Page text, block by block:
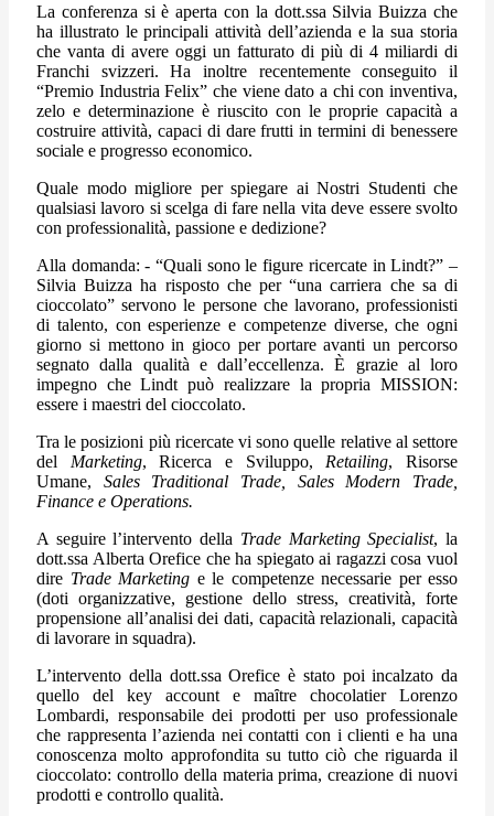
La conferenza si è aperta con la dott.ssa Silvia Buizza che
ha illustrato le principali attività dell’azienda e la sua storia
che vanta di avere oggi un fatturato di più di 4 miliardi di
Franchi svizzeri. Ha inoltre recentemente conseguito il
“Premio Industria Felix” che viene dato a chi con inventiva,
zelo e determinazione è riuscito con le proprie capacità a
costruire attività, capaci di dare frutti in termini di benessere
sociale e progresso economico.
Quale modo migliore per spiegare ai Nostri Studenti che
qualsiasi lavoro si scelga di fare nella vita deve essere svolto
con professionalità, passione e dedizione?
Alla domanda: - “Quali sono le figure ricercate in Lindt?” –
Silvia Buizza ha risposto che per “una carriera che sa di
cioccolato” servono le persone che lavorano, professionisti
di talento, con esperienze e competenze diverse, che ogni
giorno si mettono in gioco per portare avanti un percorso
segnato dalla qualità e dall’eccellenza. È grazie al loro
impegno che Lindt può realizzare la propria MISSION:
essere i maestri del cioccolato.
Tra le posizioni più ricercate vi sono quelle relative al settore
del Marketing, Ricerca e Sviluppo, Retailing, Risorse
Umane, Sales Traditional Trade, Sales Modern Trade,
Finance e Operations.
A seguire l’intervento della Trade Marketing Specialist, la
dott.ssa Alberta Orefice che ha spiegato ai ragazzi cosa vuol
dire Trade Marketing e le competenze necessarie per esso
(doti organizzative, gestione dello stress, creatività, forte
propensione all’analisi dei dati, capacità relazionali, capacità
di lavorare in squadra).
L’intervento della dott.ssa Orefice è stato poi incalzato da
quello del key account e maȋtre chocolatier Lorenzo
Lombardi, responsabile dei prodotti per uso professionale
che rappresenta l’azienda nei contatti con i clienti e ha una
conoscenza molto approfondita su tutto ciò che riguarda il
cioccolato: controllo della materia prima, creazione di nuovi
prodotti e controllo qualità.